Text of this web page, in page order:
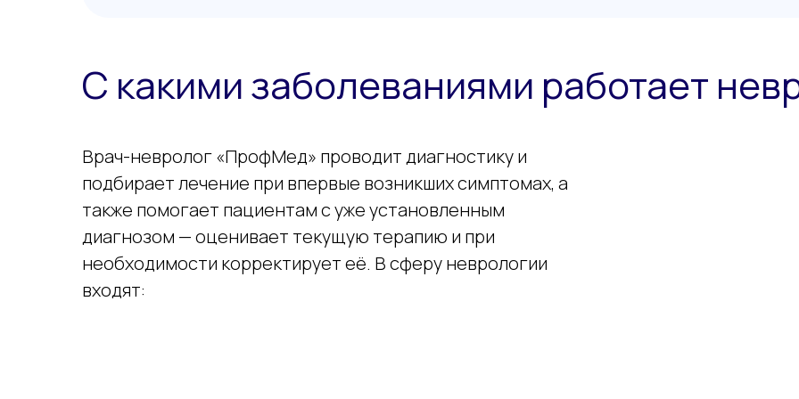
С какими заболеваниями работает
Врач-невролог «ПрофМед» проводит диагностику и
подбирает лечение при впервые возникших симптомах, а
также помогает пациентам с уже установленным
диагнозом — оценивает текущую терапию и при
необходимости корректирует её. В сферу неврологии
входят: